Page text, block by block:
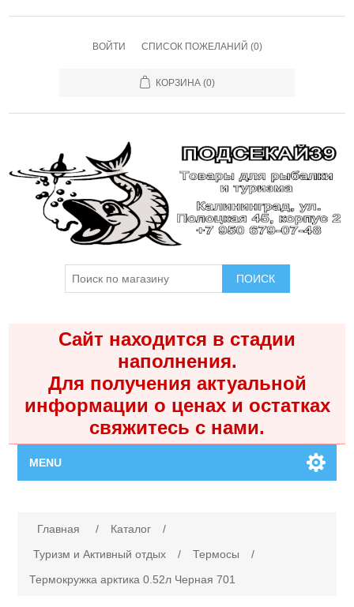
ВОЙТИ СПИСОК ПОЖЕЛАНИЙ (0)
КОРЗИНА (0)
ПОИСК
Сайт находится в стадии
наполнения.
Для получения актуальной
информации о ценах и остатках
свяжитесь с нами.
MENU
Каталог
Главная / Каталог
/
Туризм и Активный отдых
/ Термосы
/
Термокружка арктика 0.52л Черная 701